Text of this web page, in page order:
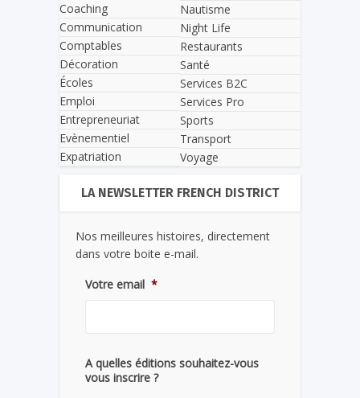
Coaching
Communication
Comptables
Décoration
Écoles
Emploi
Entrepreneuriat
Evènementiel
Expatriation
Nautisme
Night Life
Restaurants
Santé
Services B2C
Services Pro
Sports
Transport
Voyage
LA NEWSLETTER FRENCH DISTRICT
Nos meilleures histoires, directement
dans votre boite e-mail.
Votre email *
A quelles éditions souhaitez-vous
vous inscrire ?